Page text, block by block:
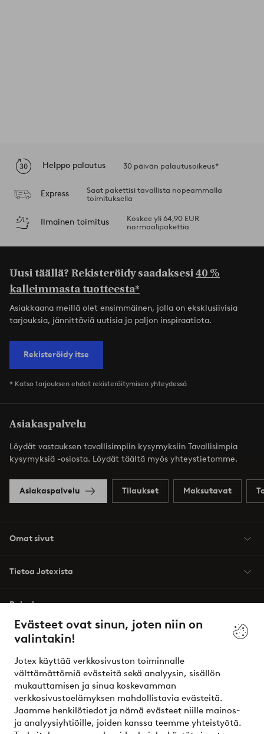
Evästeet ovat sinun, joten niin on
valintakin!
Jotex käyttää verkkosivuston toiminnalle
välttämättömiä evästeitä sekä analyysin, sisällön
mukauttamisen ja sinua koskevamman
verkkosivustoelämyksen mahdollistavia evästeitä.
Jaamme henkilötiedot ja nämä evästeet niille mainos-
ja analyysiyhtiöille, joiden kanssa teemme yhteistyötä.
Helppo palautus 30 päivän palautusoikeus*
Express
Saat pakettisi tavallista nopeammalla
toimituksella
Ilmainen toimitus
Koskee yli 64,90 EUR
normaalipakettia
Uusi täällä? Rekisteröidy saadaksesi40 %
kalleimmasta tuotteesta*
Asiakkaana meillä olet ensimmäinen, jolla on eksklusiivisia
tarjouksia, jännittäviä uutisia ja paljon inspiraatiota.
Rekisteröidy itse
* Katso tarjouksen ehdot rekisteröitymisen yhteydessä
Asiakaspalvelu
Löydät vastauksen tavallisimpiin kysymyksiin Tavallisimpia
kysymyksiä -osiosta. Löydät täältä myös yhteystietomme.
Asiakaspalvelu Tilaukset Maksutavat
Omat sivut
Tietoa Jotexista
Palvelumme
Ehdot
Ystävät
Turvalliset maksut – maksa nyt tai erissä